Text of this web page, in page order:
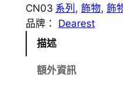
3
獨
角
CN03 系列 , 飾物, 飾
品牌： Dearest
描述
額外資訊